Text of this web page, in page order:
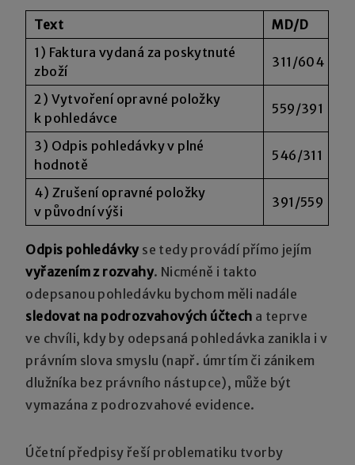
Text
MD/D
1) Faktura vydaná za poskytnuté
zboží
311/604
2) Vytvoření opravné položky
k pohledávce
559/391
3) Odpis pohledávky v plné
hodnotě
546/311
4) Zrušení opravné položky
v původní výši
391/559
Odpis pohledávkyse tedy provádí přímo jejím
vyřazením z rozvahy. Nicméně i takto
odepsanou pohledávku bychom měli nadále
sledovat na podrozvahových účtech a teprve
ve chvíli, kdy by odepsaná pohledávka zanikla i v
právním slova smyslu (např. úmrtím či zánikem
dlužníka bez právního nástupce), může být
vymazána z podrozvahové evidence.
Účetní předpisy řeší problematiku tvorby